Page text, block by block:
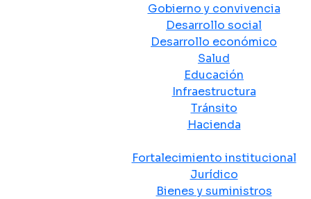
Gobierno y convivencia
Desarrollo social
Desarrollo económico
Salud
Educación
Infraestructura
Tránsito
Hacienda
Fortalecimiento institucional
Jurídico
Bienes y suministros